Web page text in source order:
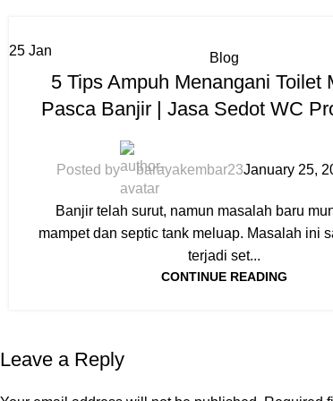
25 Jan Blog
5 Tips Ampuh Menangani Toilet
Pasca Banjir | Jasa Sedot WC
Posted by barayakembar23January 25,
Banjir telah surut, namun masalah baru
mampet dan septic tank meluap. Masalah ini
terjadi set...
CONTINUE READING
Leave a Reply